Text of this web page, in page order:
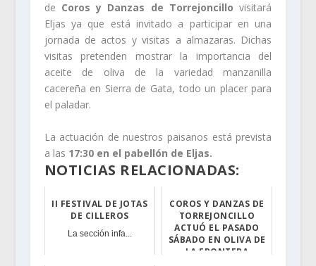
de Coros y Danzas de Torrejoncillo visitará
Eljas ya que está invitado a participar en una
jornada de actos y visitas a almazaras. Dichas
visitas pretenden mostrar la importancia del
aceite de oliva de la variedad manzanilla
cacereña en Sierra de Gata, todo un placer para
el paladar.
La actuación de nuestros paisanos está prevista
a las 17:30 en el pabellón de Eljas.
NOTICIAS RELACIONADAS:
II FESTIVAL DE JOTAS
DE CILLEROS
La sección infa...
COROS Y DANZAS DE
TORREJONCILLO
ACTUÓ EL PASADO
SÁBADO EN OLIVA DE
LA FRONTERA